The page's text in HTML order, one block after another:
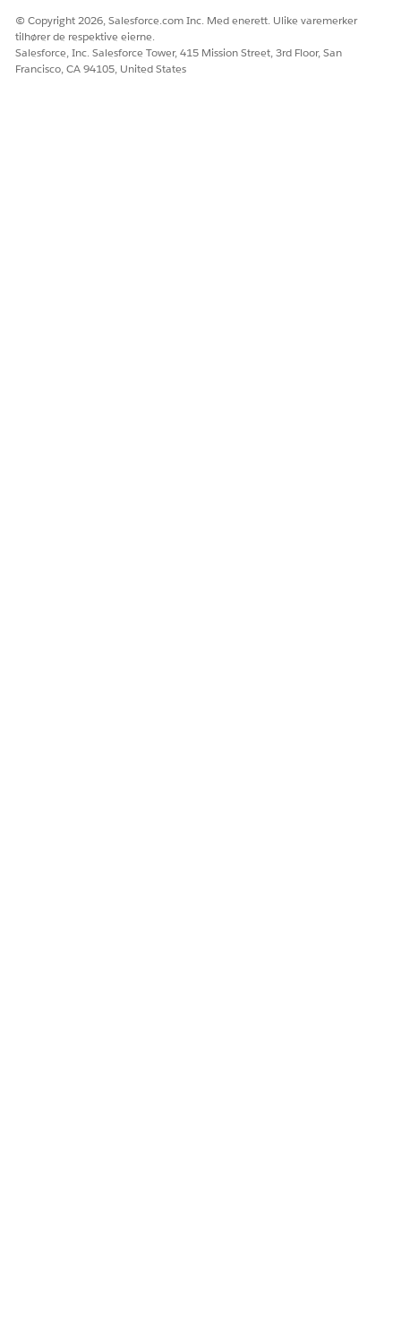
HJALP DENNE ARTIKKELEN MED Å LØSE PROBLEMET DITT?
© Copyright 2026, Salesforce.com Inc. Med enerett. Ulike varemerker
tilhører de respektive eierne.
Salesforce, Inc. Salesforce Tower, 415 Mission Street, 3rd Floor, San
Francisco, CA 94105, United States